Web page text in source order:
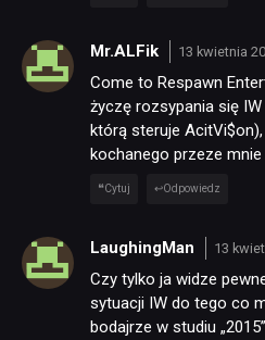
Mr.ALFik 13 kwietnia
Come to Respawn
życzę rozsypania się
którą steruje
kochanego przeze
Cytuj Odpowiedz
LaughingMan 13
Czy tylko ja widze
sytuacji IW do tego co
bodajrze w studiu